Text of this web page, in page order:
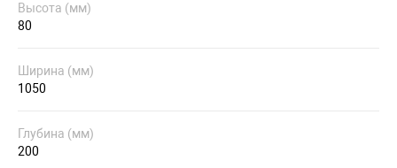
Высота (мм)
80
Ширина (мм)
1050
Глубина (мм)
200